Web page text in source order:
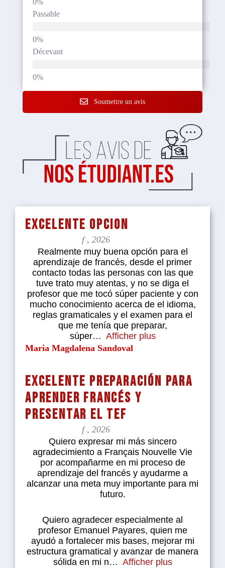
Passable
Décevant
Soumettre un avis
Excelente opcion
f , 2026
Realmente muy buena opción para el
aprendizaje de francés, desde el primer
contacto todas las personas con las que
tuve trato muy atentas, y no se diga el
profesor que me tocó súper paciente y con
mucho conocimiento acerca de el idioma,
reglas gramaticales y el examen para el
que me tenía que preparar,
súper
Afficher plus
Maria Magdalena Sandoval
Excelente preparación para
aprender francés y
presentar el TEF
f , 2026
Quiero expresar mi más sincero
agradecimiento a Français Nouvelle Vie
por acompañarme en mi proceso de
aprendizaje del francés y ayudarme a
alcanzar una meta muy importante para mi
futuro.
Quiero agradecer especialmente al
profesor Emanuel Payares, quien me
ayudó a fortalecer mis bases, mejorar mi
estructura gramatical y avanzar de manera
sólida en mi n
Afficher plus